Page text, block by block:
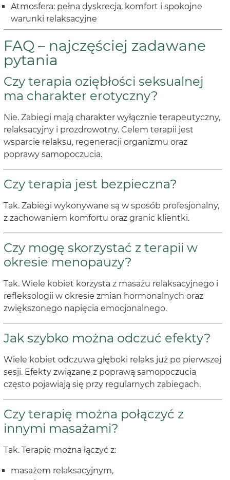
Atmosfera: pełna dyskrecja, komfort i spokojne
warunki relaksacyjne
FAQ – najczęściej zadawane
pytania
Czy terapia oziębłości seksualnej
ma charakter erotyczny?
Nie. Zabiegi mają charakter wyłącznie terapeutyczny,
relaksacyjny i prozdrowotny. Celem terapii jest
wsparcie relaksu, regeneracji organizmu oraz
poprawy samopoczucia.
Czy terapia jest bezpieczna?
Tak. Zabiegi wykonywane są w sposób profesjonalny,
z zachowaniem komfortu oraz granic klientki.
Czy mogę skorzystać z terapii w
okresie menopauzy?
Tak. Wiele kobiet korzysta z masażu relaksacyjnego i
refleksologii w okresie zmian hormonalnych oraz
zwiększonego napięcia emocjonalnego.
Jak szybko można odczuć efekty?
Wiele kobiet odczuwa głęboki relaks już po pierwszej
sesji. Efekty związane z poprawą samopoczucia
często pojawiają się przy regularnych zabiegach.
Czy terapię można połączyć z
innymi masażami?
Tak. Terapię można łączyć z:
masażem relaksacyjnym,